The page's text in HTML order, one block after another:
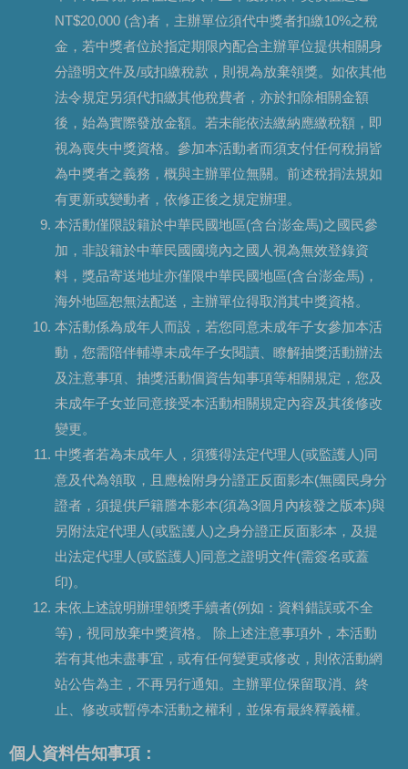
NT$20,000 (含)者，主辦單位須代中獎者扣繳10%之稅
金，若中獎者位於指定期限內配合主辦單位提供相關身
分證明文件及/或扣繳稅款，則視為放棄領獎。如依其他
法令規定另須代扣繳其他稅費者，亦於扣除相關金額
後，始為實際發放金額。若未能依法繳納應繳稅額，即
視為喪失中獎資格。參加本活動者而須支付任何稅捐皆
為中獎者之義務，概與主辦單位無關。前述稅捐法規如
有更新或變動者，依修正後之規定辦理。
本活動僅限設籍於中華民國地區(含台澎金馬)之國民參
加，非設籍於中華民國國境內之國人視為無效登錄資
料，獎品寄送地址亦僅限中華民國地區(含台澎金馬)，
海外地區恕無法配送，主辦單位得取消其中獎資格。
本活動係為成年人而設，若您同意未成年子女參加本活
動，您需陪伴輔導未成年子女閱讀、瞭解抽獎活動辦法
及注意事項、抽獎活動個資告知事項等相關規定，您及
未成年子女並同意接受本活動相關規定內容及其後修改
變更。
中獎者若為未成年人，須獲得法定代理人(或監護人)同
意及代為領取，且應檢附身分證正反面影本(無國民身分
證者，須提供戶籍謄本影本(須為3個月內核發之版本)與
另附法定代理人(或監護人)之身分證正反面影本，及提
出法定代理人(或監護人)同意之證明文件(需簽名或蓋
印)。
未依上述說明辦理領獎手續者(例如：資料錯誤或不全
等)，視同放棄中獎資格。 除上述注意事項外，本活動
若有其他未盡事宜，或有任何變更或修改，則依活動網
站公告為主，不再另行通知。主辦單位保留取消、終
止、修改或暫停本活動之權利，並保有最終釋義權。
個人資料告知事項：